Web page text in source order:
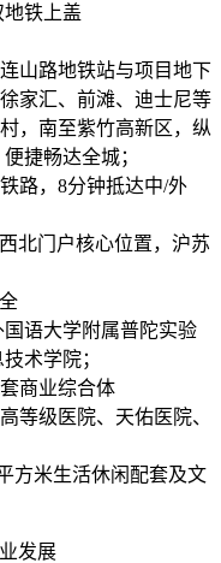
地铁上盖
山路地铁站与项目地下
家汇、前滩、迪士尼等
，南至紫竹高新区，纵
捷畅达全城；
路，8分钟抵达中/外
北门户核心位置，沪苏
语大学附属普陀实验
术学院；
商业综合体
等级医院、天佑医院、
方米生活休闲配套及文
发展